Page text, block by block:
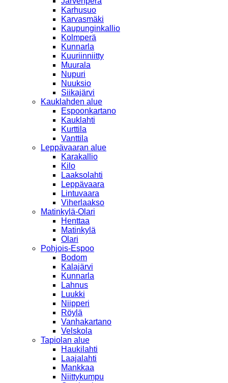
Karhusuo
Karvasmäki
Kaupunginkallio
Kolmperä
Kunnarla
Kuuriinniitty
Muurala
Nupuri
Nuuksio
Siikajärvi
Kauklahden alue
Espoonkartano
Kauklahti
Kurttila
Vanttila
Leppävaaran alue
Karakallio
Kilo
Laaksolahti
Leppävaara
Lintuvaara
Viherlaakso
Matinkylä-Olari
Henttaa
Matinkylä
Olari
Pohjois-Espoo
Bodom
Kalajärvi
Kunnarla
Lahnus
Luukki
Niipperi
Röylä
Vanhakartano
Velskola
Tapiolan alue
Haukilahti
Laajalahti
Mankkaa
Niittykumpu